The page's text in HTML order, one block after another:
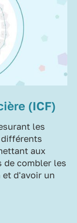
(ICF)
les
aux
de combler les
et d'avoir un